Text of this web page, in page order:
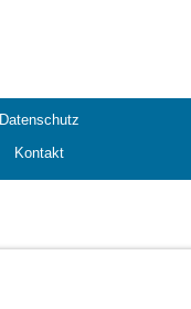
Datenschutz
Kontakt